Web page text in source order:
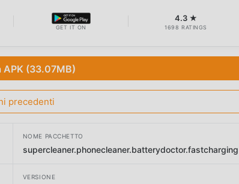
GET IT ON
4.3 ★
1698 RATINGS
APK (33.07MB)
precedenti
NOME PACCHETTO
supercleaner.phonecleaner.batterydoctor.fastcharging
VERSIONE